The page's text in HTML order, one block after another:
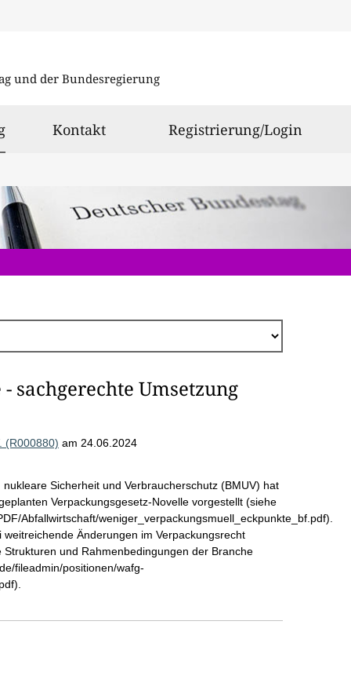
und der Bundesregierung
ausgewählt
Kontakt Registrierung/Login
sachgerechte Umsetzung
(R000880) am 24.06.2024
Sicherheit und Verbraucherschutz (BMUV) hat
Verpackungsgesetz-Novelle vorgestellt (siehe
Abfallwirtschaft/weniger_verpackungsmuell_eckpunkte_bf.pdf).
Änderungen im Verpackungsrecht
und Rahmenbedingungen der Branche
fileadmin/positionen/wafg-